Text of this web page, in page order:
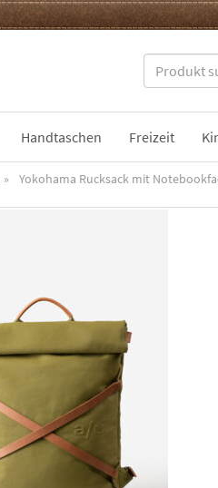
Handtaschen Freizeit
Yokohama Rucksack mit